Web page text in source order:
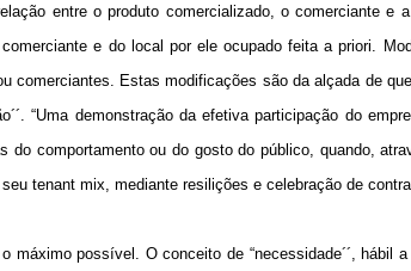
entre o produto comercializado, o comerciante e
e do local por ele ocupado feita a priori.
comerciantes. Estas modificações são da alçada de
“Uma demonstração da efetiva participação do
comportamento ou do gosto do público, quando,
tenant mix, mediante resilições e celebração de
possível. O conceito de “necessidade´´, hábil